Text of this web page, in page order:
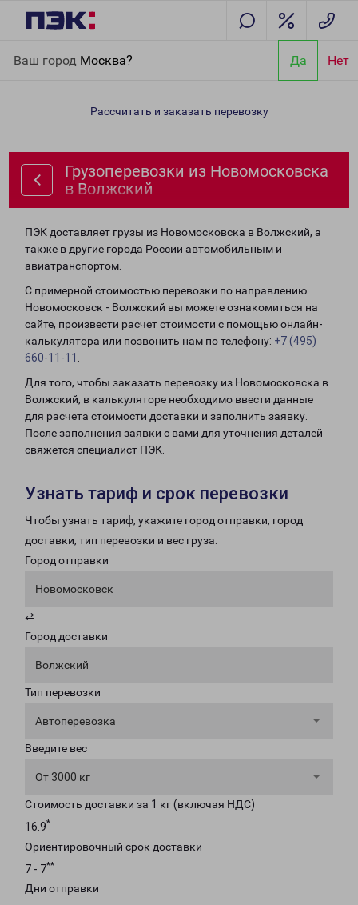
Ваш город Москва? Да Нет
Волжский
Рассчитать и заказать перевозку
Грузоперевозки из Новомосковска
в Волжский
ПЭК доставляет грузы из Новомосковска в Волжский, а
также в другие города России автомобильным и
авиатранспортом.
С примерной стоимостью перевозки по направлению
Новомосковск - Волжский вы можете ознакомиться на
сайте, произвести расчет стоимости с помощью онлайн-
калькулятора или позвонить нам по телефону: +7 (495)
660-11-11
Для того, чтобы заказать перевозку из Новомосковска в
Волжский, в калькуляторе необходимо ввести данные
для расчета стоимости доставки и заполнить заявку.
После заполнения заявки с вами для уточнения деталей
свяжется специалист ПЭК.
Узнать тариф и срок перевозки
Чтобы узнать тариф, укажите город отправки, город
доставки, тип перевозки и вес груза.
Город отправки
Новомосковск
⇄
Город доставки
Волжский
Тип перевозки
Автоперевозка
Введите вес
От 3000 кг
Стоимость доставки за 1 кг (включая НДС)
16.9*
Ориентировочный срок доставки
7 - 7**
Дни отправки